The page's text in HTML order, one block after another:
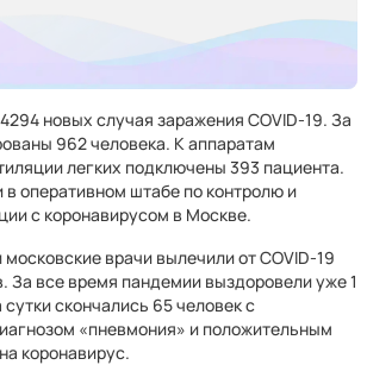
новых случая заражения COVID-19. За
962 человека. К аппаратам
легких подключены 393 пациента.
в оперативном штабе по контролю и
с коронавирусом в Москве.
врачи вылечили от COVID-19
За все время пандемии выздоровели уже 1
скончались 65 человек с
«пневмония» и положительным
коронавирус.